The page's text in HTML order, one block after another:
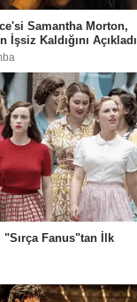
Samantha Morton,
Kaldığını Açıkladı
Fanus"tan İlk